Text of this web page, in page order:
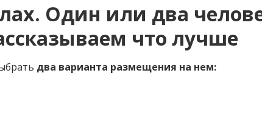
Один или два
что лучше
два варианта размещения на нем:⁣⁣